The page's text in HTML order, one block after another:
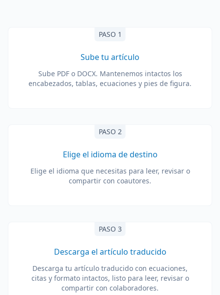
PASO 1
Sube tu artículo
Sube PDF o DOCX. Mantenemos intactos los
encabezados, tablas, ecuaciones y pies de figura.
PASO 2
Elige el idioma de destino
Elige el idioma que necesitas para leer, revisar o
compartir con coautores.
PASO 3
Descarga el artículo traducido
Descarga tu artículo traducido con ecuaciones,
citas y formato intactos, listo para leer, revisar o
compartir con colaboradores.